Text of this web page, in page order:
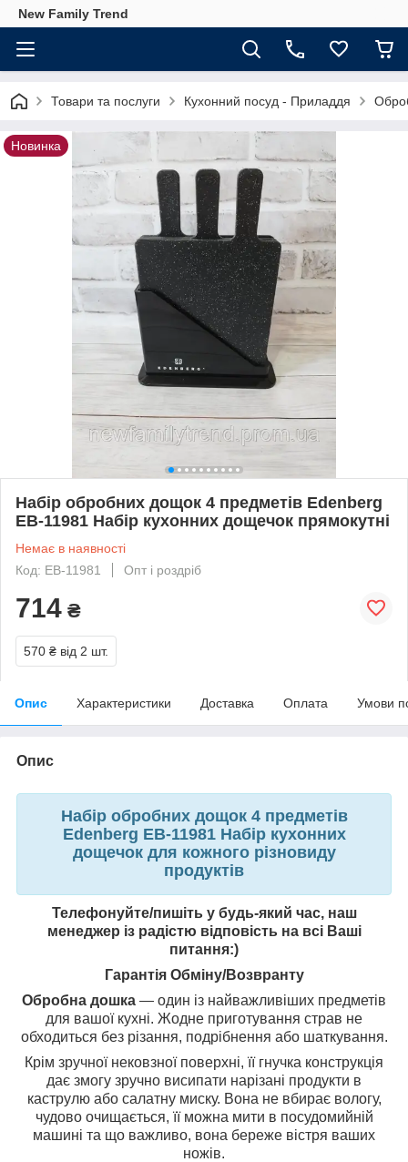
New Family Trend
Товари та послуги Кухонний посуд - Приладдя
Новинка
Набір обробних дощок 4 предметів Edenberg
EB-11981 Набір кухонних дощечок прямокутні
Немає в наявності
Код: EB-11981
Опт і роздріб
714 ₴
570 ₴ від 2 шт.
Опис Характеристики Доставка Оплата Умови
Опис
Набір обробних дощок 4 предметів
Edenberg EB-11981 Набір кухонних
дощечок для кожного різновиду
продуктів
Телефонуйте/пишіть у будь-який час, наш
менеджер із радістю відповість на всі Ваші
питання:)
Гарантія Обміну/Возвранту
Обробна дошка — один із найважливіших предметів
для вашої кухні. Жодне приготування страв не
обходиться без різання, подрібнення або шаткування.
Крім зручної нековзної поверхні, її гнучка конструкція
дає змогу зручно висипати нарізані продукти в
каструлю або салатну миску. Вона не вбирає вологу,
чудово очищається, її можна мити в посудомийній
машині та що важливо, вона береже вістря ваших
ножів.